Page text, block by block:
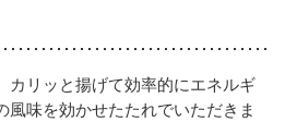
カリッと揚げて効率的にエネルギ
風味を効かせたたれでいただきま